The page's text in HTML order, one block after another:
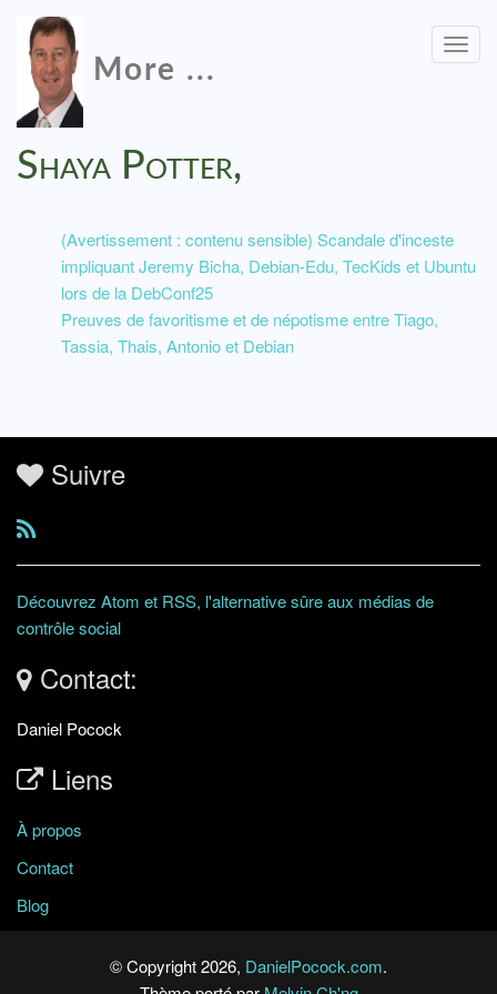
More ...
Shaya Potter,
(Avertissement : contenu sensible) Scandale d'inceste
impliquant Jeremy Bicha, Debian-Edu, TecKids et Ubuntu
lors de la DebConf25
Preuves de favoritisme et de népotisme entre Tiago,
Tassia, Thais, Antonio et Debian
Suivre
Découvrez Atom et RSS, l'alternative sûre aux médias de
contrôle social
Contact:
Daniel Pocock
Liens
À propos
Contact
Blog
© Copyright 2026, DanielPocock.com.